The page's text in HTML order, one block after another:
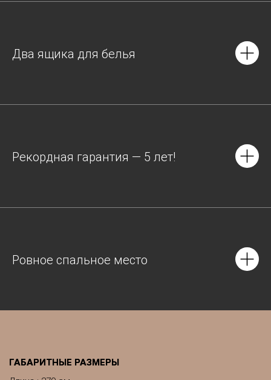
Два ящика для белья
Рекордная гарантия — 5 лет!
Ровное спальное место
ГАБАРИТНЫЕ РАЗМЕРЫ